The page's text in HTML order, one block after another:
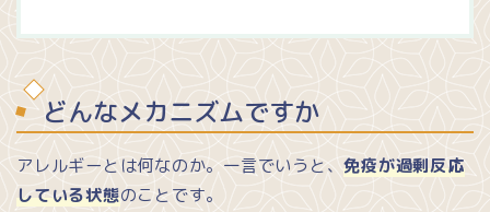
どんなメカニズムですか
アレルギーとは何なのか。一言でいうと、免疫が過剰反応
している状態のことです。